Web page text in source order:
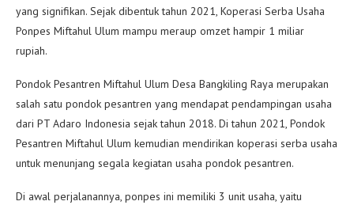
yang signifikan. Sejak dibentuk tahun 2021, Koperasi Serba Usaha
Ponpes Miftahul Ulum mampu meraup omzet hampir 1 miliar
rupiah.
Pondok Pesantren Miftahul Ulum Desa Bangkiling Raya merupakan
salah satu pondok pesantren yang mendapat pendampingan usaha
dari PT Adaro Indonesia sejak tahun 2018. Di tahun 2021, Pondok
Pesantren Miftahul Ulum kemudian mendirikan koperasi serba usaha
untuk menunjang segala kegiatan usaha pondok pesantren.
Di awal perjalanannya, ponpes ini memiliki 3 unit usaha, yaitu